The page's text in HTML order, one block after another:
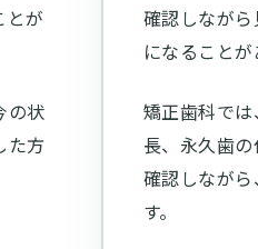
とが
の状
た方
確認しなが
になることが
矯正歯科で
長、永久歯
確認しなが
す。